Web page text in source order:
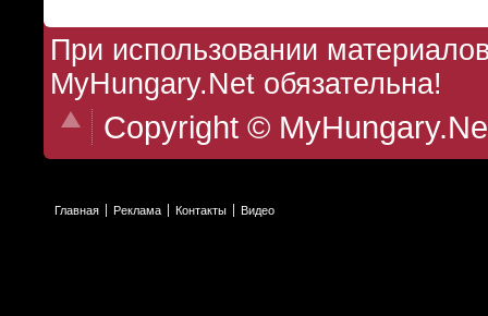
При использовании
MyHungary.Net обязательна!
Copyright ©
Главная Реклама Контакты Видео